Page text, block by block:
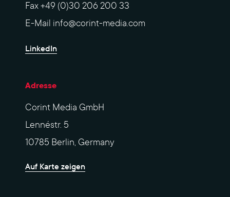
Fax+49 (0)30 206 200 33
E-Mail info@corint-media.com
LinkedIn
Adresse
Corint Media GmbH
Lennéstr. 5
10785 Berlin, Germany
Auf Karte zeigen